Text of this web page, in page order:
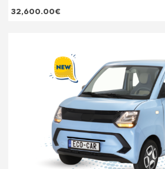
32,600.00€